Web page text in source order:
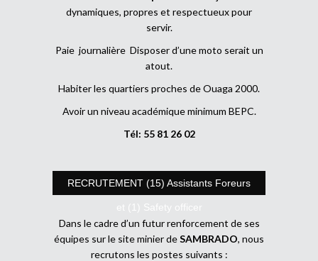
dynamiques, propres et respectueux pour
servir.
Paie journalière Disposer d’une moto serait un
atout.
Habiter les quartiers proches de Ouaga 2000.
Avoir un niveau académique minimum BEPC.
Tél: 55 81 26 02
RECRUTEMENT (15) Assistants Foreurs
et (1) Safety officer
Dans le cadre d’un futur renforcement de ses
équipes sur le site minier deSAMBRADO, nous
recrutons les postes suivants :